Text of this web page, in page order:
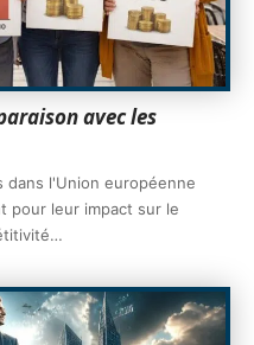
avec les
dans l'Union européenne
pour leur impact sur le
…